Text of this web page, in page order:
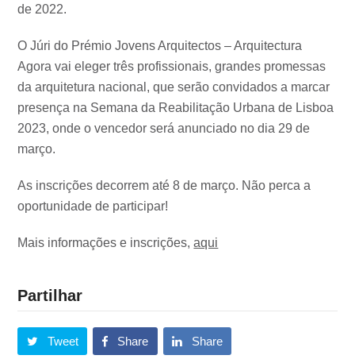
de 2022.
O Júri do Prémio Jovens Arquitectos – Arquitectura
Agora vai eleger três profissionais, grandes promessas
da arquitetura nacional, que serão convidados a marcar
presença na Semana da Reabilitação Urbana de Lisboa
2023, onde o vencedor será anunciado no dia 29 de
março.
As inscrições decorrem até 8 de março. Não perca a
oportunidade de participar!
Mais informações e inscrições,aqui
Partilhar
Tweet Share Share